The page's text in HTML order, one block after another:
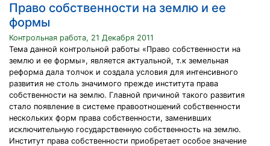
Право собственности на землю и ее
формы
Контрольная работа, 21 Декабря 2011
Тема данной контрольной работы «Право собственности на
землю и ее формы», является актуальной, т.к земельная
реформа дала толчок и создала условия для интенсивного
развития не столь значимого прежде института права
собственности на землю. Главной причиной такого развития
стало появление в системе правоотношений собственности
нескольких форм права собственности, заменивших
исключительную государственную собственность на землю.
Институт права собственности приобретает особое значение